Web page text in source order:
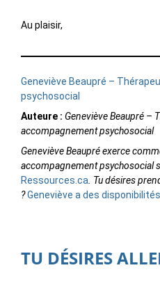
Au plaisir,
Geneviève Beaupré –
psychosocial
Auteure : Geneviève Beaupré –
accompagnement psychosocial
Geneviève Beaupré exerce
accompagnement psychosocial
Ressources.ca. Tu désires
?Geneviève a des
TU DÉSIRES